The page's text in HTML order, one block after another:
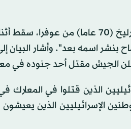
وقال الجيش في بيان إن "زيف حانوخ
بنشر اسمه بعد". وأشار
الجيش مقتل أحد جنوده في
الجنود الإسرائيليين الذين
الإسرائيليين الذين يعيشون